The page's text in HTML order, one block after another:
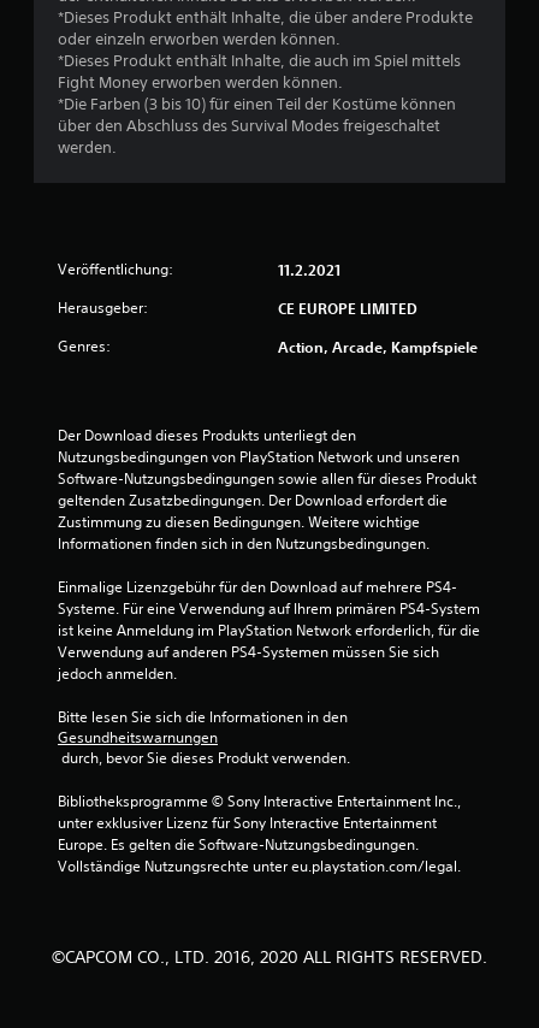
e
n
a
3
e
w
r
t
n
*Dieses Produkt enthält Inhalte, die über andere Produkte
oder einzeln erworben werden können.
*Dieses Produkt enthält Inhalte, die auch im Spiel mittels
Fight Money erworben werden können.
*Die Farben (3 bis 10) für einen Teil der Kostüme können
über den Abschluss des Survival Modes freigeschaltet
werden.
Veröffentlichung: 11.2.2021
Herausgeber: CE EUROPE LIMITED
Genres: Action, Arcade, Kampfspiele
Der Download dieses Produkts unterliegt den
Nutzungsbedingungen von PlayStation Network und unseren
Software-Nutzungsbedingungen sowie allen für dieses Produkt
geltenden Zusatzbedingungen. Der Download erfordert die
Zustimmung zu diesen Bedingungen. Weitere wichtige
Informationen finden sich in den Nutzungsbedingungen.
Einmalige Lizenzgebühr für den Download auf mehrere PS4-
Systeme. Für eine Verwendung auf Ihrem primären PS4-System
ist keine Anmeldung im PlayStation Network erforderlich, für die
Verwendung auf anderen PS4-Systemen müssen Sie sich
jedoch anmelden.
Bitte lesen Sie sich die Informationen in den
Gesundheitswarnungen
durch, bevor Sie dieses Produkt verwenden.
Bibliotheksprogramme © Sony Interactive Entertainment Inc.,
unter exklusiver Lizenz für Sony Interactive Entertainment
Europe. Es gelten die Software-Nutzungsbedingungen.
Vollständige Nutzungsrechte unter eu.playstation.com/legal.
©CAPCOM CO., LTD. 2016, 2020 ALL RIGHTS RESERVED.